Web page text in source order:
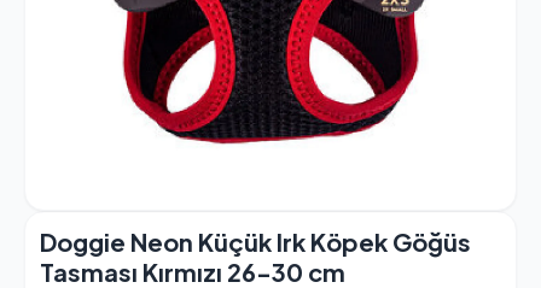
Doggie Neon Küçük Irk Köpek Göğüs
Tasması Kırmızı 26-30 cm